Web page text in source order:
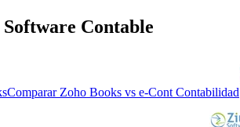
Software Contable
Comparar Zoho Books vs e-Cont Contabilidad